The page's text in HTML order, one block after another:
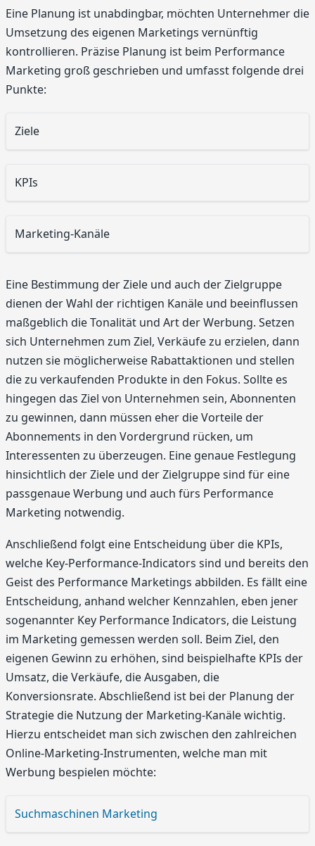
Eine Planung ist unabdingbar, möchten Unternehmer die
Umsetzung des eigenen Marketings vernünftig
kontrollieren. Präzise Planung ist beim Performance
Marketing groß geschrieben und umfasst folgende drei
Punkte:
Ziele
KPIs
Marketing-Kanäle
Eine Bestimmung der Ziele und auch der Zielgruppe
dienen der Wahl der richtigen Kanäle und beeinflussen
maßgeblich die Tonalität und Art der Werbung. Setzen
sich Unternehmen zum Ziel, Verkäufe zu erzielen, dann
nutzen sie möglicherweise Rabattaktionen und stellen
die zu verkaufenden Produkte in den Fokus. Sollte es
hingegen das Ziel von Unternehmen sein, Abonnenten
zu gewinnen, dann müssen eher die Vorteile der
Abonnements in den Vordergrund rücken, um
Interessenten zu überzeugen. Eine genaue Festlegung
hinsichtlich der Ziele und der Zielgruppe sind für eine
passgenaue Werbung und auch fürs Performance
Marketing notwendig.
Anschließend folgt eine Entscheidung über die KPIs,
welche Key-Performance-Indicators sind und bereits den
Geist des Performance Marketings abbilden. Es fällt eine
Entscheidung, anhand welcher Kennzahlen, eben jener
sogenannter Key Performance Indicators, die Leistung
im Marketing gemessen werden soll. Beim Ziel, den
eigenen Gewinn zu erhöhen, sind beispielhafte KPIs der
Umsatz, die Verkäufe, die Ausgaben, die
Konversionsrate. Abschließend ist bei der Planung der
Strategie die Nutzung der Marketing-Kanäle wichtig.
Hierzu entscheidet man sich zwischen den zahlreichen
Online-Marketing-Instrumenten, welche man mit
Werbung bespielen möchte:
Suchmaschinen Marketing